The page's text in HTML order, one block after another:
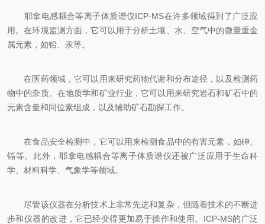
耶拿电感耦合等离子体质谱仪ICP-MS在许多领域得到了广泛应
用。在环境监测方面，它可以用于分析土壤、水、空气中的微量重金
属元素，如铅、汞等。
在医药领域，它可以用来研究药物代谢和分布途径，以及检测药
物中的杂质。在地质学和矿业行业，它可以用来研究岩石和矿石中的
元素含量和同位素组成，以及辅助矿石勘探工作。
在食品安全检测中，它可以用来检测食品中的有害元素，如砷、
镉等。此外，耶拿电感耦合等离子体质谱仪还被广泛应用于生命科
学、材料科学、气象学等领域。
尽管该仪器在分析技术上非常先进和复杂，但随着技术的不断进
步和仪器的改进，它已经变得更加易于操作和使用。ICP-MS的广泛